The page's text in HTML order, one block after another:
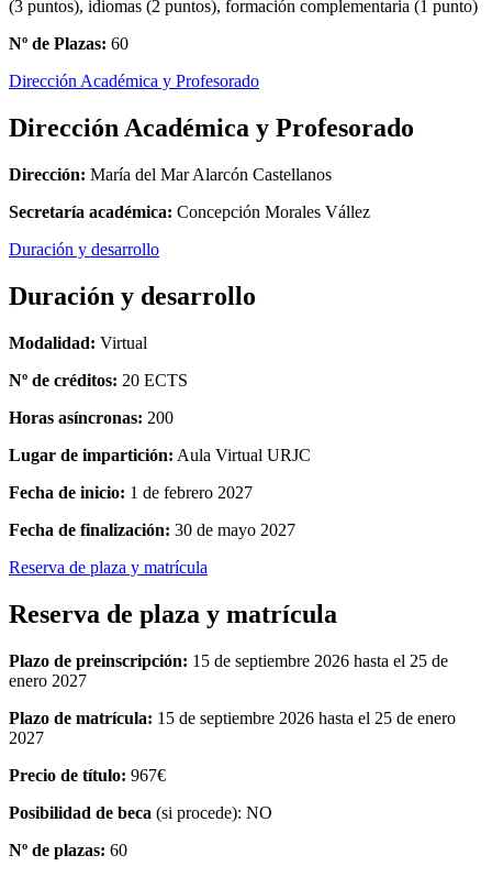
(3 puntos), idiomas (2 puntos), formación complementaria (1 punto)
Nº de Plazas: 60
Dirección Académica y Profesorado
Dirección Académica y Profesorado
Dirección: María del Mar Alarcón Castellanos
Secretaría académica: Concepción Morales Vállez
Duración y desarrollo
Duración y desarrollo
Modalidad: Virtual
Nº de créditos: 20 ECTS
Horas asíncronas: 200
Lugar de impartición: Aula Virtual URJC
Fecha de inicio: 1 de febrero 2027
Fecha de finalización: 30 de mayo 2027
Reserva de plaza y matrícula
Reserva de plaza y matrícula
Plazo de preinscripción: 15 de septiembre 2026 hasta el 25 de
enero 2027
Plazo de matrícula: 15 de septiembre 2026 hasta el 25 de enero
2027
Precio de título: 967€
Posibilidad de beca (si procede): NO
Nº de plazas: 60